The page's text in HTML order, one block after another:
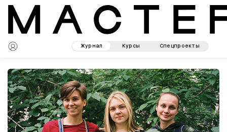
Журнал Курсы Спецпроекты